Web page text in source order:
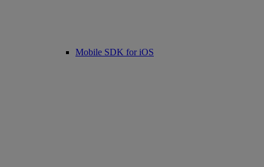
Mobile SDK for iOS